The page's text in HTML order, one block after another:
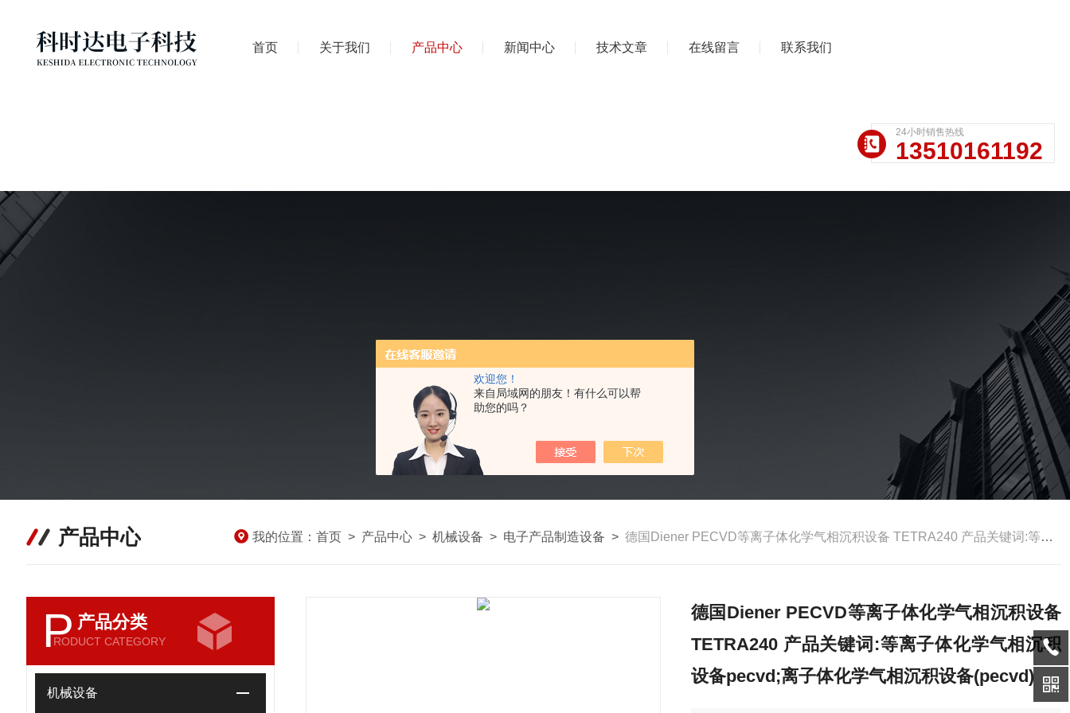
欢迎您！
来自局域网的朋友！有什么可以帮
助您的吗？
首页 关于我们 产品中心 新闻中心 技术文章 在线留言 联系我们
24小时销售热线
13510161192
产品中心 我的位置： 首页 > 产品中心 > 机械设备 > 电子产品制造设备 > 德国Diener PECVD等离子体化学气相沉积设备 TETRA240 产品关键词:等离子体化学气相沉积设备pecvd;离子体化学气相沉积设备(pecvd)
P 产品分类
RODUCT CATEGORY
机械设备
德国Diener PECVD等离子体化学气相沉积设备
TETRA240 产品关键词:等离子体化学气相沉积
设备pecvd;离子体化学气相沉积设备(pecvd)